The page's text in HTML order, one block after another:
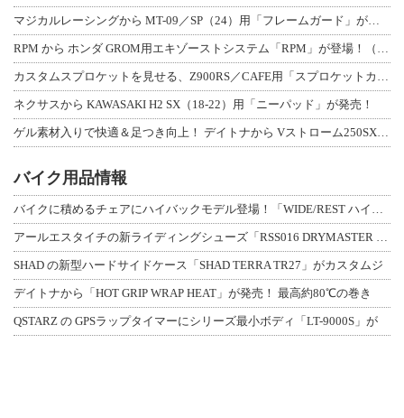
マジカルレーシングから MT-09／SP（24）用「フレームガード」が登場！
RPM から ホンダ GROM用エキゾーストシステム「RPM」が登場！（動画あり
カスタムスプロケットを見せる、Z900RS／CAFE用「スプロケットカバーフルキ
ネクサスから KAWASAKI H2 SX（18-22）用「ニーパッド」が発売！
ゲル素材入りで快適＆足つき向上！ デイトナから Vストローム250SX用「快適ロ
バイク用品情報
バイクに積めるチェアにハイバックモデル登場！「WIDE/REST ハイバックチェ
アールエスタイチの新ライディングシューズ「RSS016 DRYMASTER スト
SHAD の新型ハードサイドケース「SHAD TERRA TR27」がカスタムジ
デイトナから「HOT GRIP WRAP HEAT」が発売！ 最高約80℃の巻き
QSTARZ の GPSラップタイマーにシリーズ最小ボディ「LT-9000S」が